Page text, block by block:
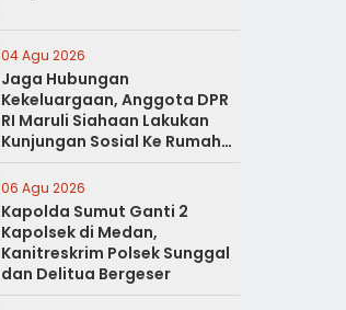
04 Agu 2026
Jaga Hubungan
Kekeluargaan, Anggota DPR
RI Maruli Siahaan Lakukan
Kunjungan Sosial Ke Rumah
Duka
06 Agu 2026
Kapolda Sumut Ganti 2
Kapolsek di Medan,
Kanitreskrim Polsek Sunggal
dan Delitua Bergeser